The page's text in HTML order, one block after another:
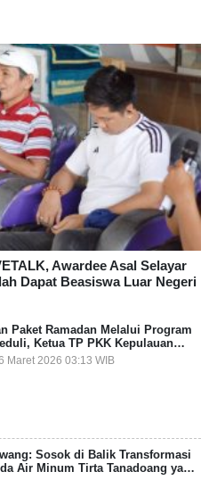
Awardee Asal Selayar
Dapat Beasiswa Luar Negeri
Paket Ramadan Melalui Program
Ketua TP PKK Kepulauan
Puasa Adalah Ajang Melatih
Sosial
Maret 2026 03:13 WIB
Sosok di Balik Transformasi
Air Minum Tirta Tanadoang yang